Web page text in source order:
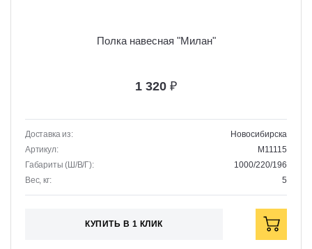
Полка навесная "Милан"
1 320 ₽
Доставка из:
Новосибирска
Артикул:
M11115
Габариты (Ш/В/Г):
1000/220/196
Вес, кг:
5
КУПИТЬ В 1 КЛИК